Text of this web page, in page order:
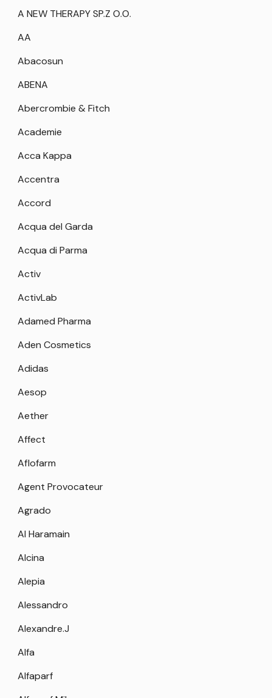
A NEW THERAPY SP.Z O.O.
AA
Abacosun
ABENA
Abercrombie & Fitch
Academie
Acca Kappa
Accentra
Accord
Acqua del Garda
Acqua di Parma
Activ
ActivLab
Adamed Pharma
Aden Cosmetics
Adidas
Aesop
Aether
Affect
Aflofarm
Agent Provocateur
Agrado
Al Haramain
Alcina
Alepia
Alessandro
Alexandre.J
Alfa
Alfaparf